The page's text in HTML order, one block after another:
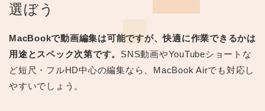
選ぼう
MacBookで動画編集は可能ですが、快適に作業できるかは
用途とスペック次第です。 SNS動画やYouTubeショートな
ど短尺・フルHD中心の編集なら、MacBook Airでも対応し
やすいでしょう。